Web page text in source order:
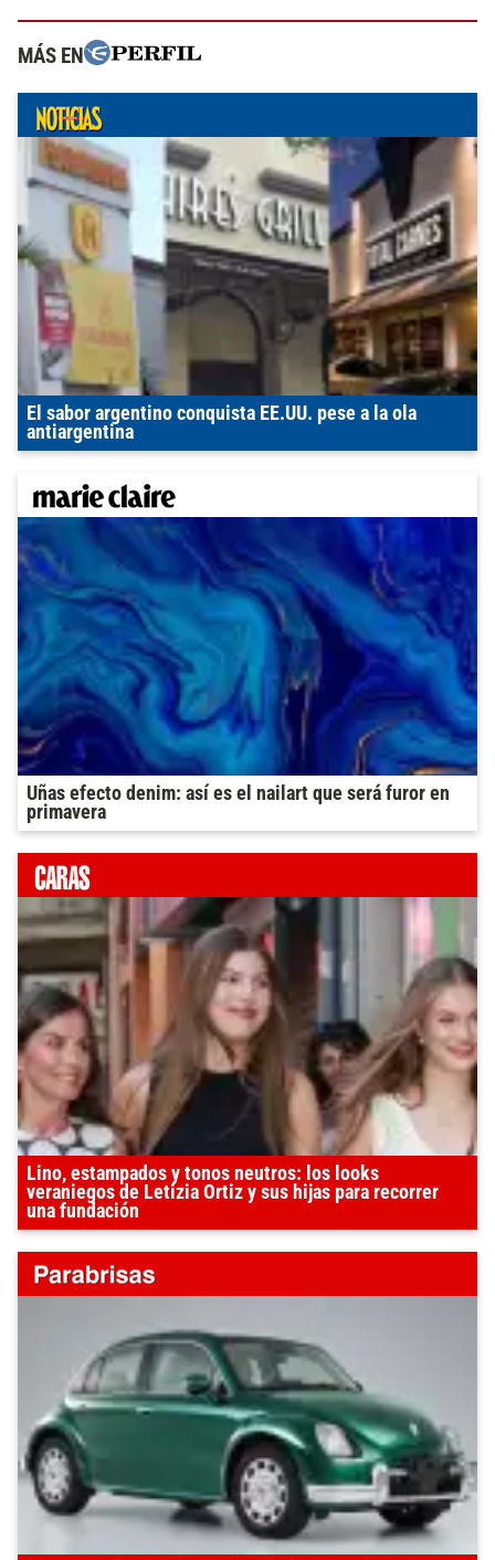
MÁS EN
El sabor argentino conquista EE.UU. pese a la ola
antiargentina
Uñas efecto denim: así es el nailart que será furor en
primavera
Lino, estampados y tonos neutros: los looks
veraniegos de Letizia Ortiz y sus hijas para recorrer
una fundación